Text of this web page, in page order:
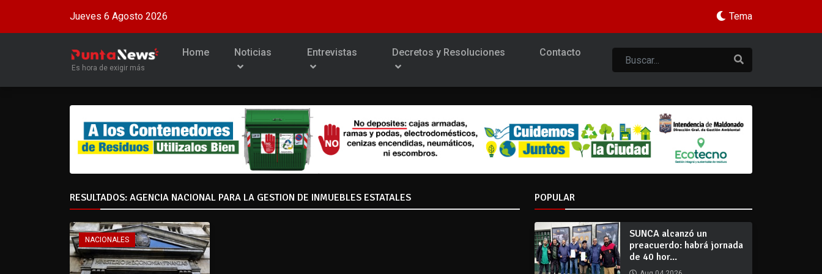
Jueves 6 Agosto 2026 Tema
Es hora de exigir más
Home Noticias Entrevistas Decretos y Resoluciones Contacto
RESULTADOS: AGENCIA NACIONAL PARA LA GESTION DE INMUEBLES ESTATALES
NACIONALES
POPULAR
SUNCA alcanzó un
preacuerdo: habrá jornada
de 40 hor...